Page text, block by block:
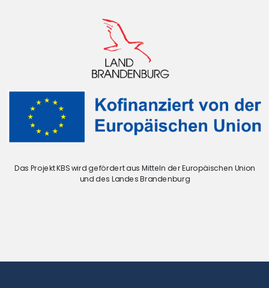
Das Projekt KBS wird gefördert aus Mitteln der Europäischen Union
und des Landes Brandenburg